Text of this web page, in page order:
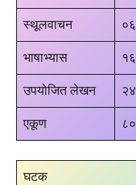
स्थूलवाचन ०६
भाषाभ्यास १६
उपयोजित लेखन २४
एकूण ८०
घटक